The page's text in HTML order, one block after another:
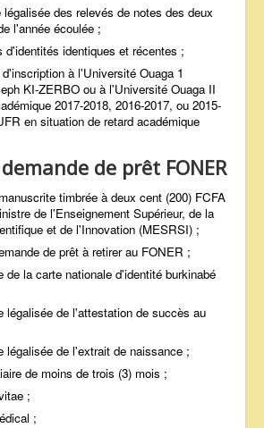
légalisée des relevés de notes des deux
l'année écoulée ;
d'identités identiques et récentes ;
à l'Université Ouaga 1
KI-ZERBO ou à l'Université Ouaga II
2017-2018, 2016-2017, ou 2015-
en situation de retard académique
de prêt FONER
timbrée à deux cent (200) FCFA
de l'Enseignement Supérieur, de la
et de l'Innovation (MESRSI) ;
de prêt à retirer au FONER ;
de la carte nationale d'identité burkinabé
légalisée de l'attestation de succès au
légalisée de l'extrait de naissance ;
de moins de trois (3) mois ;
;
;